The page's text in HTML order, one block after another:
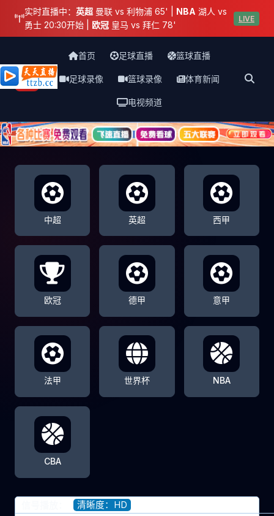
实时直播中： 英超 曼联 vs 利物浦 65' | NBA 湖人 vs
勇士 20:30开始 | 欧冠 皇马 vs 拜仁 78'
LIVE
天天直播网
首页 足球直播 篮球直播
足球录像 篮球录像 体育新闻
电视频道
中超 英超 西甲
欧冠 德甲 意甲
法甲 世界杯 NBA
CBA
清晰度：HD